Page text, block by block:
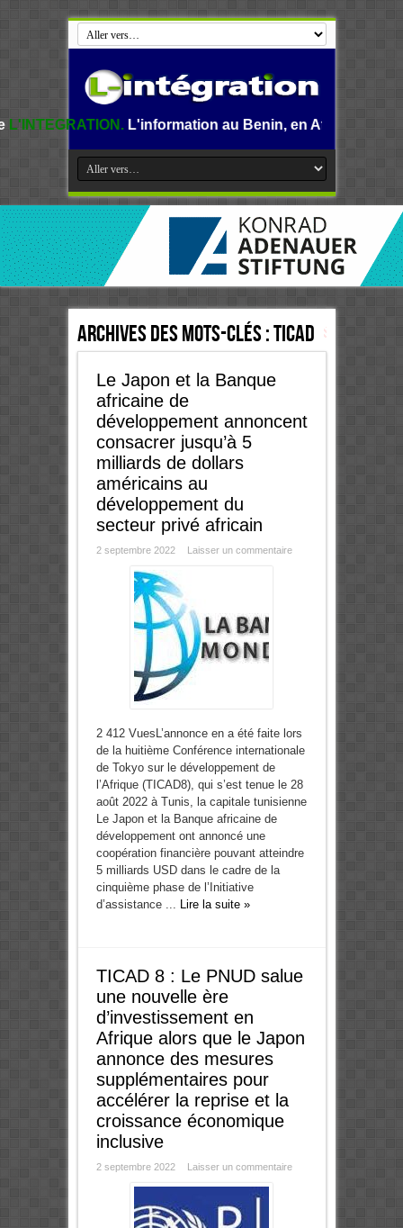
L'information au Benin, en Afrique et dans le monde.
Archives des mots-clés :TICAD
Le Japon et la Banque
africaine de
développement annoncent
consacrer jusqu’à 5
milliards de dollars
américains au
développement du
secteur privé africain
2 septembre 2022 Laisser un commentaire
2 412 VuesL’annonce en a été faite lors
de la huitième Conférence internationale
de Tokyo sur le développement de
l’Afrique (TICAD8), qui s’est tenue le 28
août 2022 à Tunis, la capitale tunisienne
Le Japon et la Banque africaine de
développement ont annoncé une
coopération financière pouvant atteindre
5 milliards USD dans le cadre de la
cinquième phase de l’Initiative
d’assistance ... Lire la suite »
TICAD 8 : Le PNUD salue
une nouvelle ère
d’investissement en
Afrique alors que le Japon
annonce des mesures
supplémentaires pour
accélérer la reprise et la
croissance économique
inclusive
2 septembre 2022 Laisser un commentaire